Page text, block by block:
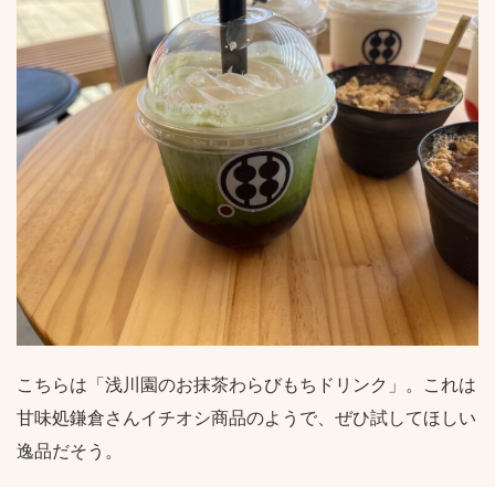
こちらは「浅川園のお抹茶わらびもちドリンク」。これは
甘味処鎌倉さんイチオシ商品のようで、ぜひ試してほしい
逸品だそう。